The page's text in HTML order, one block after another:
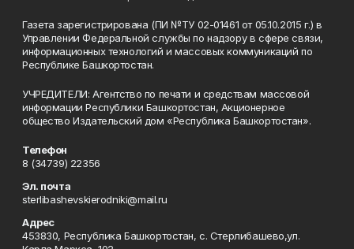
Газета зарегистрирована (ПИ №ТУ 02-01461 от 05.10.2015 г.) в
Управлении Федеральной службы по надзору в сфере связи,
информационных технологий и массовых коммуникаций по
Республике Башкортостан.
УЧРЕДИТЕЛИ: Агентство по печати и средствам массовой
информации Республики Башкортостан, Акционерное
общество Издательский дом «Республика Башкортостан».
Телефон
8 (34739) 22356
Эл. почта
sterlibashevskierodniki@mail.ru
Адрес
453830, Республика Башкортостан, c. Стерлибашево,ул.